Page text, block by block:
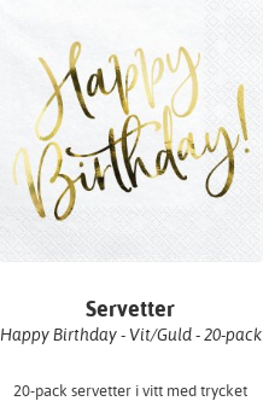
Servetter
Happy Birthday - Vit/Guld - 20-pack
20-pack servetter i vitt med trycket